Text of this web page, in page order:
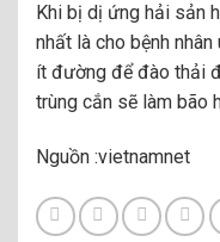
Khi bị dị ứng hải sản
nhất là cho bệnh
ít đường để đào thải
trùng cắn sẽ làm bão
Nguồn :vietnamnet